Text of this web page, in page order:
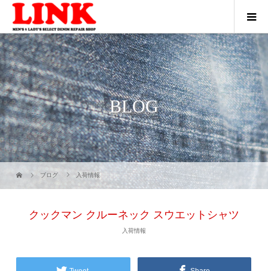
BLOG
ブログ 入荷情報
クックマン クルーネック スウエットシャツ
入荷情報